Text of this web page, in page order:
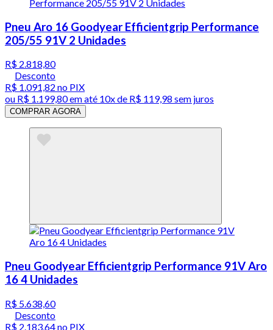
Pneu Aro 16 Goodyear Efficientgrip Performance
205/55 91V 2 Unidades
R$ 2.818,80
Desconto
R$ 1.091,82 no PIX
ou R$ 1.199,80em até 10x de R$ 119,98 sem juros
COMPRAR AGORA
Pneu Goodyear Efficientgrip Performance 91V Aro
16 4 Unidades
R$ 5.638,60
Desconto
R$ 2.183,64no PIX